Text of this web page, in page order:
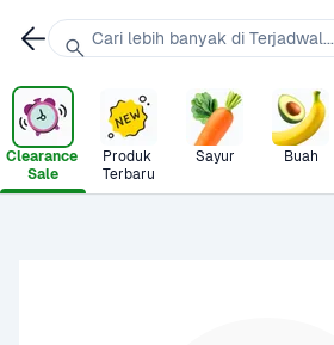
Clearance
Sale
Produk
Terbaru
Sayur Buah
Cari lebih banyak di Terjadwal...